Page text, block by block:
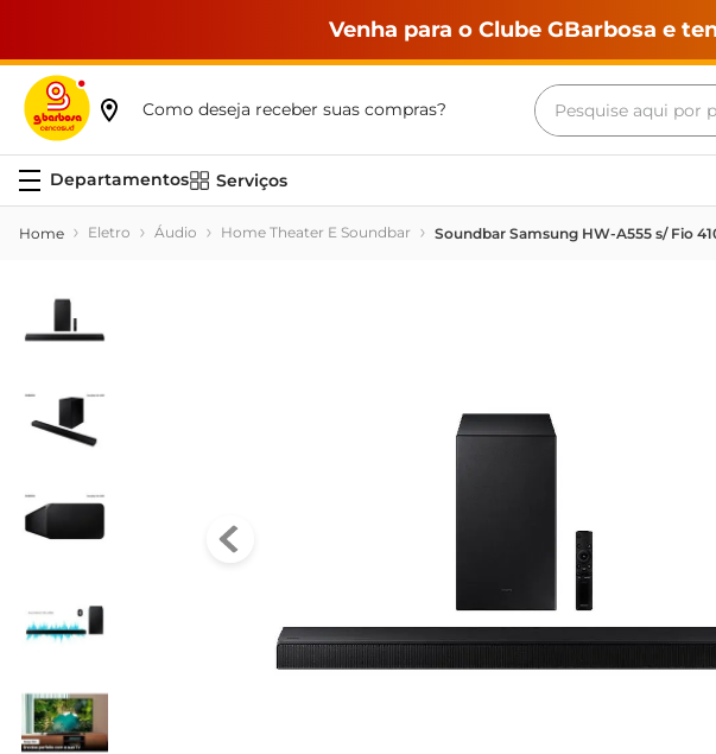
Venha para o Clube GBarbosa e
Como deseja receber suas compras?
Pesquise aqui por
Serviços
Eletro Áudio Home Theater E Soundbar Soundbar Samsung HW-A555 s/ Fio
Termos mais
maquina lavar
tv
leite pó